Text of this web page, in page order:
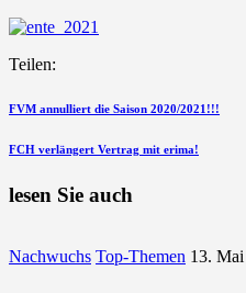
Teilen:
Beitragsnavigation
vorherigen
FVM annulliert die Saison 2020/2021!!!
nächsten
FCH verlängert Vertrag mit erima!
lesen Sie auch
Nachwuchs Top-Themen 13.